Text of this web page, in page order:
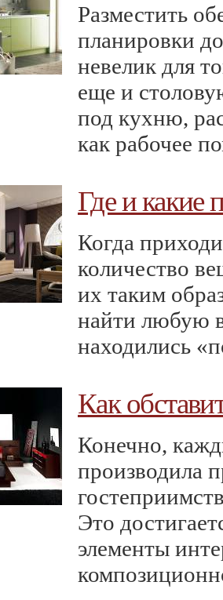
Разместить
планировки
невелик для
еще и
под кухню,
как рабочее
Где и какие
Когда
количество
их таким
найти любую
находились «
Как
Конечно,
производила
Это
элементы